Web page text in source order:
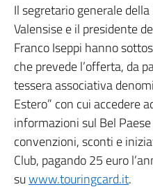
Il segretario generale
Valensise e il presidente
Franco Iseppi hanno
che prevede l’offerta, da
tessera associativa
Estero” con cui accedere
informazioni sul Bel
convenzioni, sconti e
Club, pagando 25 euro
suwww.touringcard.it.